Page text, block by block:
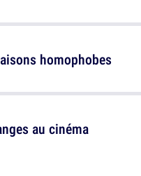
au cinéma
homophobes